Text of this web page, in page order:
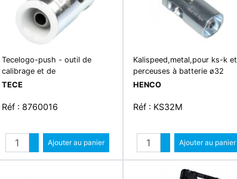
Tecelogo-push - outil de
calibrage et de
TECE
Réf : 8760016
Quantité
Augmenter quantité
Diminuer quantité
Ajouter au panier
Kalispeed,metal,pour ks-k et
perceuses à batterie ø32
HENCO
Réf : KS32M
Quantité
Augmenter quantité
Diminuer quantité
Ajouter au panier